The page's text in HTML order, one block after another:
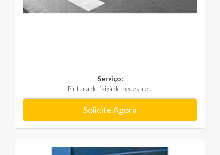
Serviço:
Pintura de faixa de pedestre...
Solicite Agora